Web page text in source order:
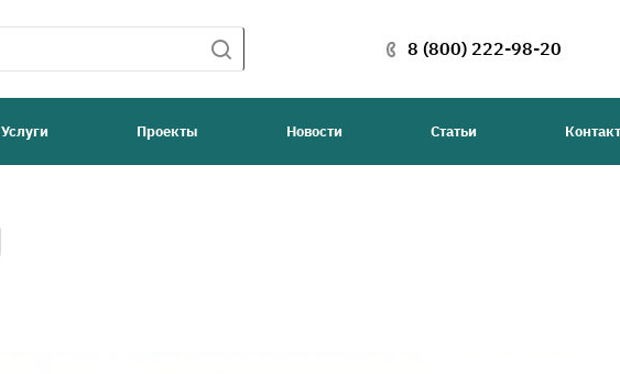
8 (800) 222-98-20
Услуги Проекты Новости Статьи